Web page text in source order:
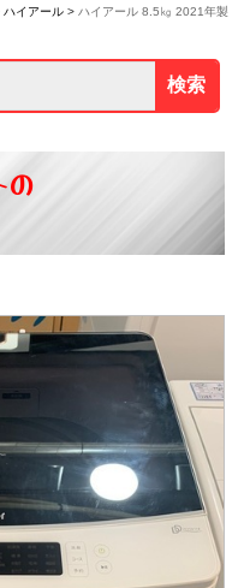
ハイアール> ハイアール 8.5㎏ 2021年製
検索
の